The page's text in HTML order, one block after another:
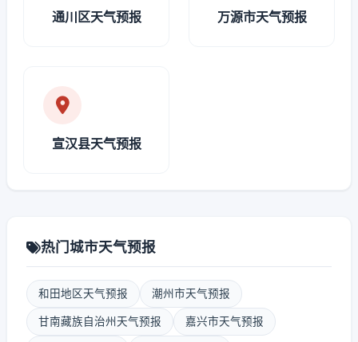
通川区天气预报 万源市天气预报
宣汉县天气预报
热门城市天气预报
和田地区天气预报 潮州市天气预报
甘南藏族自治州天气预报 嘉兴市天气预报